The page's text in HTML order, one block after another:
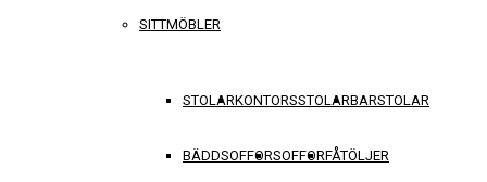
SITTMÖBLER
STOLARKONTORSSTOLARBARSTOLAR
BÄDDSOFFORSOFFORFÅTÖLJER